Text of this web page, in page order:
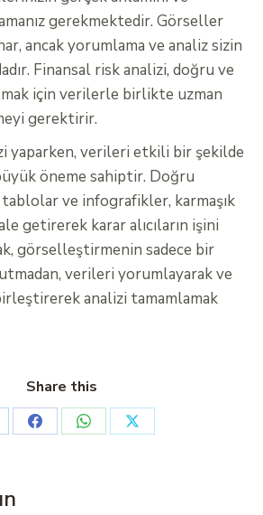
gerekmektedir. Görseller
ancak yorumlama ve analiz sizin
Finansal risk analizi, doğru ve
için verilerle birlikte uzman
gerektirir.
yaparken, verileri etkili bir şekilde
öneme sahiptir. Doğru
ve infografikler, karmaşık
getirerek karar alıcıların işini
görselleştirmenin sadece bir
verileri yorumlayarak ve
analizi tamamlamak
Share this